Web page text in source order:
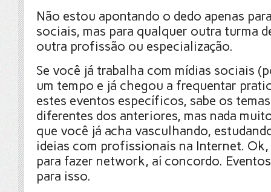
Não estou apontando o dedo apenas
sociais, mas para qualquer outra turma
outra profissão ou especialização.
Se você já trabalha com mídias sociais
um tempo e já chegou a frequentar
estes eventos específicos, sabe os
diferentes dos anteriores, mas nada
que você já acha vasculhando,
ideias com profissionais na Internet.
para fazer network, aí concordo.
para isso.